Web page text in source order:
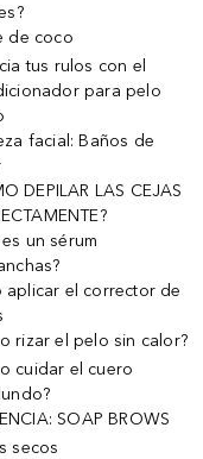
de coco
tus rulos con el
para pelo
facial: Baños de
DEPILAR LAS CEJAS
un sérum
aplicar el corrector de
rizar el pelo sin calor?
cuidar el cuero
SOAP BROWS
secos